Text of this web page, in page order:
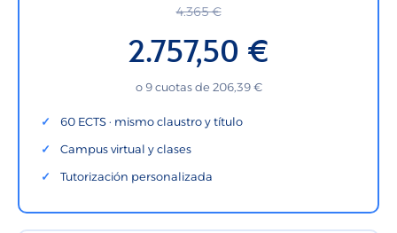
4.365 €
2.757,50 €
o 9 cuotas de 206,39 €
60 ECTS · mismo claustro y título
Campus virtual y clases
Tutorización personalizada